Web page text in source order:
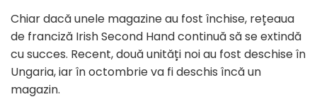
Chiar dacă unele magazine au fost închise, rețeaua
de franciză Irish Second Hand continuă să se extindă
cu succes. Recent, două unități noi au fost deschise în
Ungaria, iar în octombrie va fi deschis încă un
magazin.